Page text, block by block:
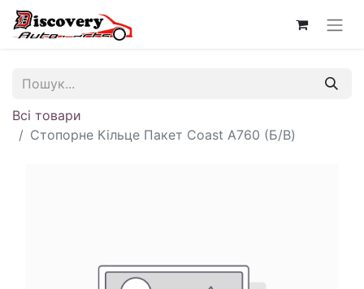
Всі товари
Стопорне Кільце Пакет Coast A760 (Б/В)